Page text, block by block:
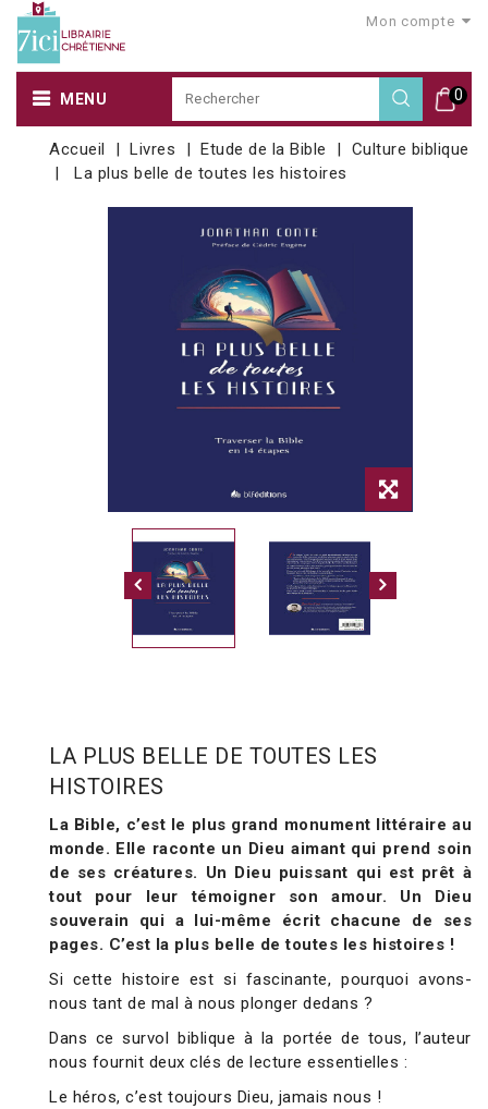
Mon compte
0
MENU
Accueil Livres Etude de la Bible
Culture biblique
La plus belle de toutes les histoires
LA PLUS BELLE DE TOUTES LES
HISTOIRES
La Bible, c’est le plus grand monument littéraire au
monde. Elle raconte un Dieu aimant qui prend soin
de ses créatures. Un Dieu puissant qui est prêt à
tout pour leur
témoigner son amour. Un Dieu
souverain qui a lui-même écrit chacune de ses
pages. C’est la plus belle de toutes les histoires !
Si cette histoire est si fascinante, pourquoi avons-
nous tant de mal à nous plonger dedans ?
Dans ce survol biblique à la portée de tous, l’auteur
nous fournit deux clés de lecture essentielles :
Le héros, c’est toujours Dieu, jamais nous !